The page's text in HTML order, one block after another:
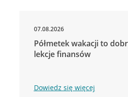
07.08.2026
Półmetek wakacji to
lekcje finansów
Dowiedz się więcej